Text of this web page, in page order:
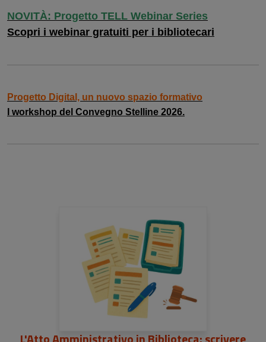
NOVITÀ: Progetto TELL Webinar Series
Scopri i webinar gratuiti per i bibliotecari
Progetto Digital, un nuovo spazio formativo
I workshop del Convegno Stelline 2026.